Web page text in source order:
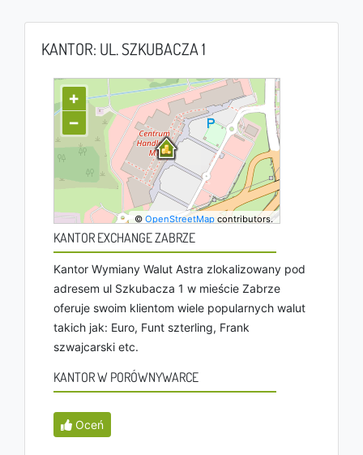
KANTOR: UL. SZKUBACZA 1
+
−
©OpenStreetMapcontributors.
KANTOR EXCHANGE ZABRZE
Kantor Wymiany Walut Astra zlokalizowany pod
adresem ul Szkubacza 1 w mieście Zabrze
oferuje swoim klientom wiele popularnych walut
takich jak: Euro, Funt szterling, Frank
szwajcarski etc.
KANTOR W PORÓWNYWARCE
Oceń